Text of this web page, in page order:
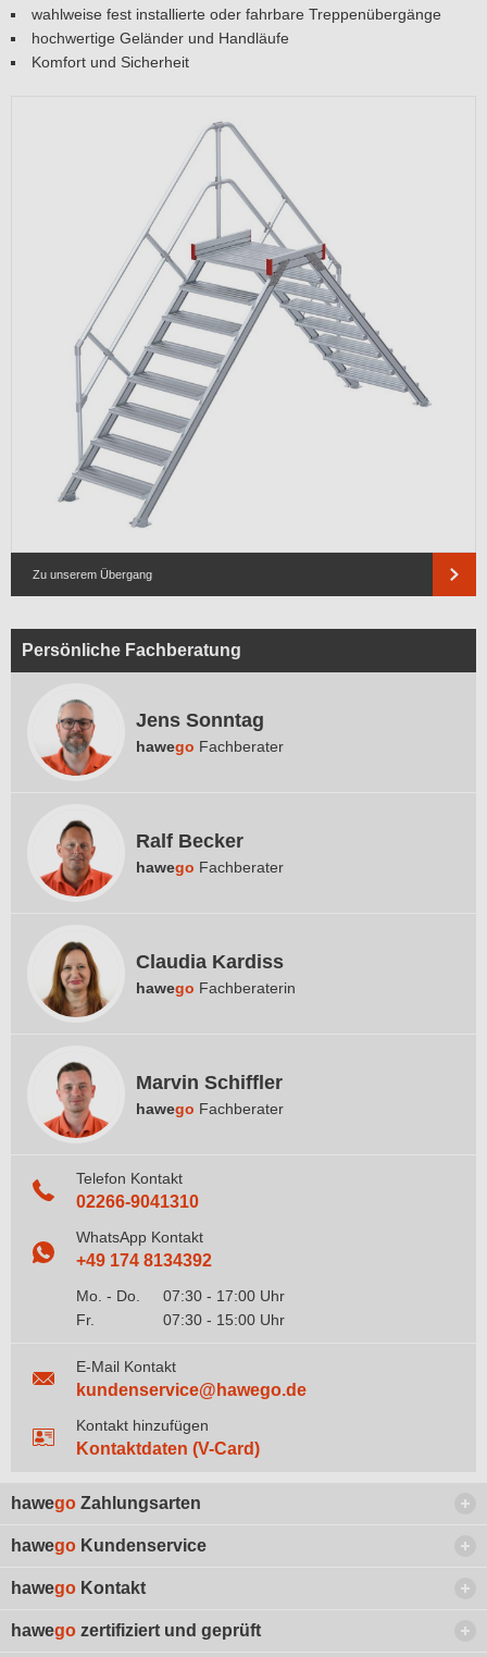
Persönliche Fachberatung
Jens Sonntag
hawego Fachberater
Ralf Becker
hawego Fachberater
Claudia Kardiss
hawego Fachberaterin
Marvin Schiffler
hawego Fachberater
Telefon Kontakt
02266-9041310
WhatsApp Kontakt
+49 174 8134392
Mo. - Do.
07:30 - 17:00 Uhr
Fr.
07:30 - 15:00 Uhr
E-Mail Kontakt
kundenservice@hawego.de
Kontakt hinzufügen
Kontaktdaten (V-Card)
wahlweise fest installierte oder fahrbare Treppenübergänge
hochwertige Geländer und Handläufe
Komfort und Sicherheit
Zu unserem Übergang
hawego Zahlungsarten
hawego Kundenservice
hawego Kontakt
hawego zertifiziert und geprüft